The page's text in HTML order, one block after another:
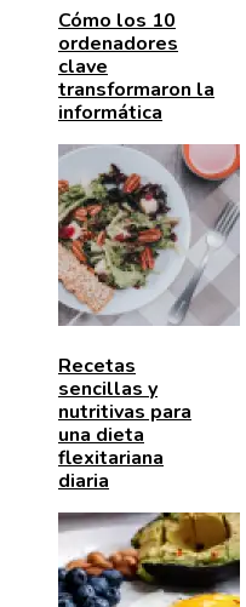
Cómo los 10
ordenadores
clave
transformaron la
informática
Recetas
sencillas y
nutritivas para
una dieta
flexitariana
diaria